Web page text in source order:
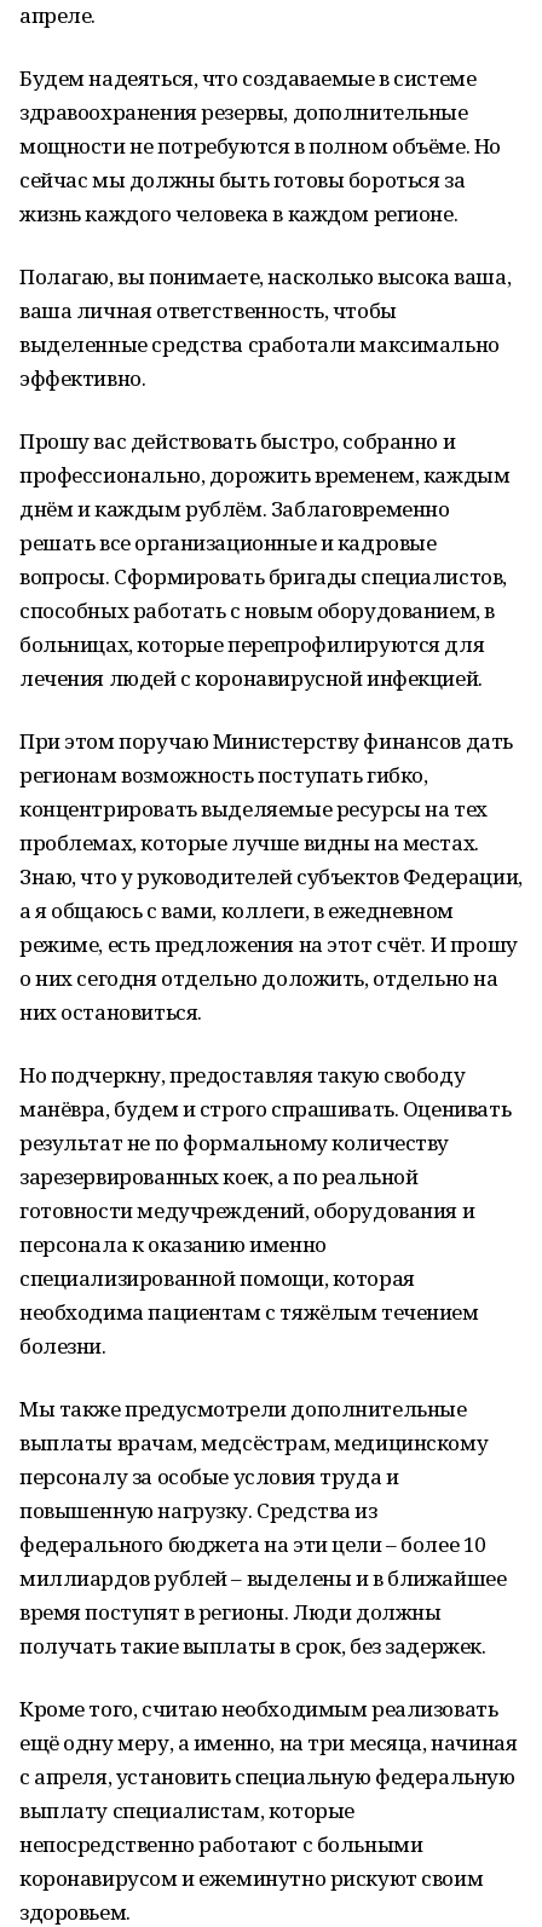
апреле.
Будем надеяться, что создаваемые в системе
здравоохранения резервы, дополнительные
мощности не потребуются в полном объёме. Но
сейчас мы должны быть готовы бороться за
жизнь каждого человека в каждом регионе.
Полагаю, вы понимаете, насколько высока ваша,
ваша личная ответственность, чтобы
выделенные средства сработали максимально
эффективно.
Прошу вас действовать быстро, собранно и
профессионально, дорожить временем, каждым
днём и каждым рублём. Заблаговременно
решать все организационные и кадровые
вопросы. Сформировать бригады специалистов,
способных работать с новым оборудованием, в
больницах, которые перепрофилируются для
лечения людей с коронавирусной инфекцией.
При этом поручаю Министерству финансов дать
регионам возможность поступать гибко,
концентрировать выделяемые ресурсы на тех
проблемах, которые лучше видны на местах.
Знаю, что у руководителей субъектов Федерации,
а я общаюсь с вами, коллеги, в ежедневном
режиме, есть предложения на этот счёт. И прошу
о них сегодня отдельно доложить, отдельно на
них остановиться.
Но подчеркну, предоставляя такую свободу
манёвра, будем и строго спрашивать. Оценивать
результат не по формальному количеству
зарезервированных коек, а по реальной
готовности медучреждений, оборудования и
персонала к оказанию именно
специализированной помощи, которая
необходима пациентам с тяжёлым течением
болезни.
Мы также предусмотрели дополнительные
выплаты врачам, медсёстрам, медицинскому
персоналу за особые условия труда и
повышенную нагрузку. Средства из
федерального бюджета на эти цели – более 10
миллиардов рублей – выделены и в ближайшее
время поступят в регионы. Люди должны
получать такие выплаты в срок, без задержек.
Кроме того, считаю необходимым реализовать
ещё одну меру, а именно, на три месяца, начиная
с апреля, установить специальную федеральную
выплату специалистам, которые
непосредственно работают с больными
коронавирусом и ежеминутно рискуют своим
здоровьем.